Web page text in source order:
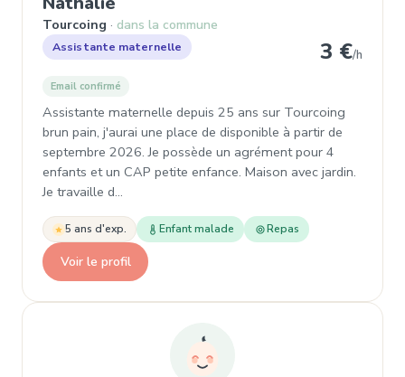
Tourcoing dans la commune
Assistante maternelle 3 €/h
Email confirmé
Assistante maternelle depuis 25 ans sur Tourcoing
brun pain, j'aurai une place de disponible à partir de
septembre 2026. Je possède un agrément pour 4
enfants et un CAP petite enfance. Maison avec jardin.
Je travaille d…
5 ans d'exp. Enfant malade Repas
Voir le profil